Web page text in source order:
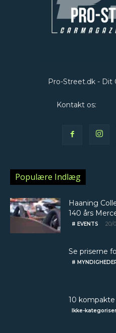
Pro-Street.dk - Dit
Kontakt os:
Populære Indlæg
Haaning
140 års
# EVENTS 20/
Se priserne
#
10
Ikke-